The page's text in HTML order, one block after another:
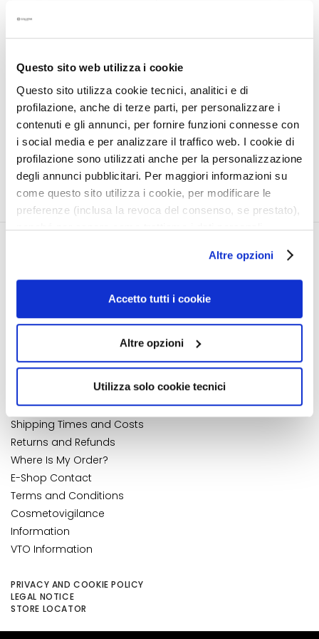
Questo sito web utilizza i cookie
Questo sito utilizza cookie tecnici, analitici e di
profilazione, anche di terze parti, per personalizzare i
contenuti e gli annunci, per fornire funzioni connesse con
i social media e per analizzare il traffico web. I cookie di
profilazione sono utilizzati anche per la personalizzazione
degli annunci pubblicitari. Per maggiori informazioni su
come questo sito utilizza i cookie, per modificare le
preferenze (inclusa la revoca del consenso, se prestato),
nonché per sapere come trattiamo i dati personali –
l’informativa cookie completa e l’informativa privacy
disponibiliqui. Le ricordiamo che, qualora clicchi su
“Utilizza solo i cookie necessari”, non sarà installato
quelli tecnici. Cliccando su “Accetto tutti i cookie”,
presterà il consenso all’installazione di tutti i cookie
utilizzati dal sito. Cliccando su “Altre opzioni”, potrà
scegliere, in modo più granulare, quali cookie
Altre opzioni
Accetto tutti i cookie
Altre opzioni
Utilizza solo cookie tecnici
a
i
s
C
l
e
a
n
s
M
s
a
E
x
f
o
l
i
a
t
o
s
M
FIRMING RESHAPING
ABDOMEN AND HIPS
Invisible sheath effect,
tones and improves
elasticity
€50.00
About Us
Accessibility Statement
Payments and Security
Shipping Times and Costs
Returns and Refunds
Where Is My Order?
E-Shop Contact
Terms and Conditions
Cosmetovigilance
Information
VTO Information
PRIVACY AND COOKIE POLICY
LEGAL NOTICE
STORE LOCATOR
MY PROFILE
Account Information
Address Book
My Orders
My Returns
NUMBER 1